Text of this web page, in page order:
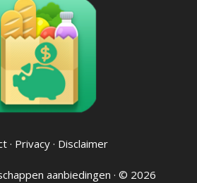
· Privacy · Disclaimer
aanbiedingen · © 2026